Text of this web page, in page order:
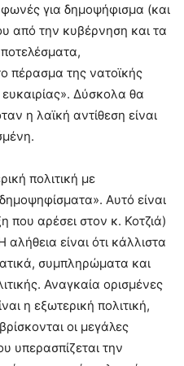
για δημοψήφισμα (και
από την κυβέρνηση και τα
πέρασμα της νατοϊκής
Δύσκολα θα
η λαϊκή αντίθεση είναι
πολιτική με
Αυτό είναι
που αρέσει στον κ. Κοτζιά)
είναι ότι κάλλιστα
συμπληρώματα και
Αναγκαία ορισμένες
η εξωτερική πολιτική,
οι μεγάλες
υπερασπίζεται την